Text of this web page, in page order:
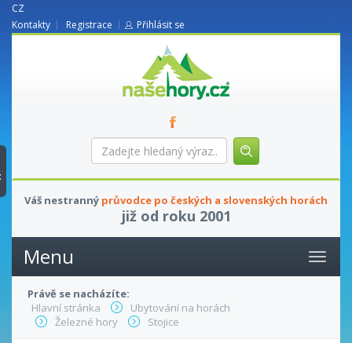
CZ
Kontakty
Registrace Přihlásit se
nasehory.cz
Zadejte
hledaný
Váš nestranný průvodce po českých a slovenských horách
již od roku 2001
Menu
Právě se nacházíte:
Hlavní stránka
Ubytování na horách
Železné hory
Stojice